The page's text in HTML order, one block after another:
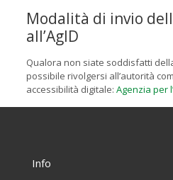
Modalità di invio
all’AgID
Qualora non siate soddisfatti
possibile rivolgersi all’autorità
accessibilità digitale: Agenzia per
Info